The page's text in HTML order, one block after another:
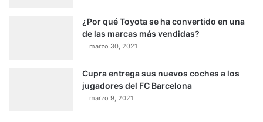
¿Por qué Toyota se ha convertido en una
de las marcas más vendidas?
marzo 30, 2021
Cupra entrega sus nuevos coches a los
jugadores del FC Barcelona
marzo 9, 2021